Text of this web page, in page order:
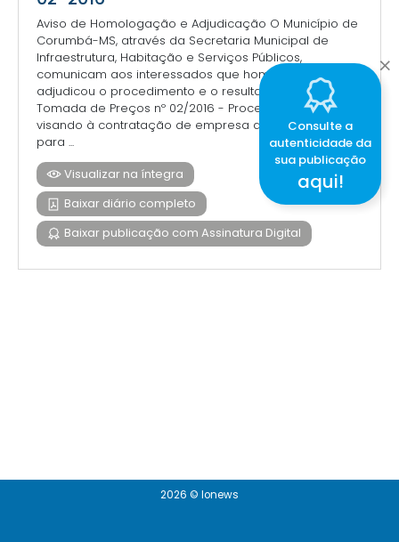
Aviso de Homologação e Adjudicação O Município de
Corumbá-MS, através da Secretaria Municipal de
Infraestrutura, Habitação e Serviços Públicos,
comunicam aos interessados que homologou e
adjudicou o procedimento e o resultado da Licitação
Tomada de Preços nº 02/2016 - Processo nº 35.711/2015,
visando à contratação de empresa de engenharia
para ...
Visualizar na íntegra
Baixar diário completo
Baixar publicação com Assinatura Digital
2026 © Ionews
Consulte a
autenticidade da
sua publicação
aqui!